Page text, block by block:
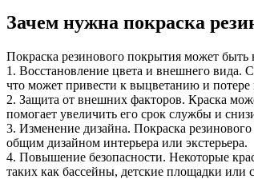
Зачем нужна покраска
Покраска резинового покрытия может
1. Восстановление цвета и внешнего вида.
что может привести к выцветанию и
2. Защита от внешних факторов. Краска
помогает увеличить его срок службы и
3. Изменение дизайна. Покраска
общим дизайном интерьера или экстерьера.
4. Повышение безопасности. Некоторые
таких как бассейны, детские площадки или